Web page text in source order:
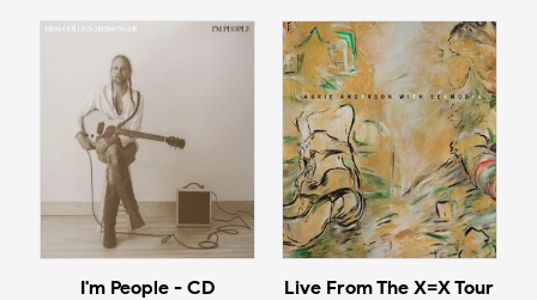
I'm People - CD
Live From The X=X Tour